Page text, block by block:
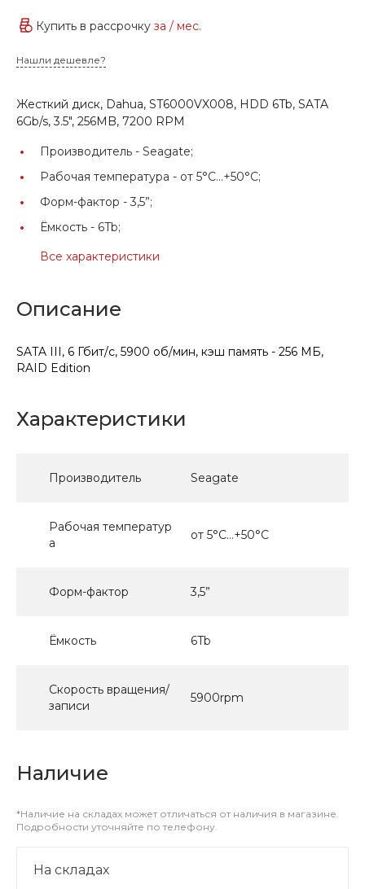
Купить в рассрочку за / мес.
Нашли дешевле?
Жесткий диск, Dahua, ST6000VX008, HDD 6Tb, SATA
6Gb/s, 3.5", 256MB, 7200 RPM
Производитель - Seagate;
Рабочая температура - от 5°C...+50°C;
Форм-фактор - 3,5”;
Ёмкость - 6Tb;
Все характеристики
Описание
SATA III, 6 Гбит/с, 5900 об/мин, кэш память - 256 МБ,
RAID Edition
Характеристики
Производитель Seagate
Рабочая температур
а
от 5°C...+50°C
Форм-фактор 3,5”
Ёмкость 6Tb
Скорость вращения/
записи
5900rpm
Наличие
*Наличие на складах может отличаться от наличия в магазине.
Подробности уточняйте по телефону.
На складах